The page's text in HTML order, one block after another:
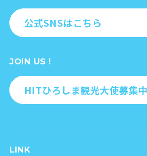
公式SNSはこちら
JOIN US !
HITひろしま観光大使募集中
LINK